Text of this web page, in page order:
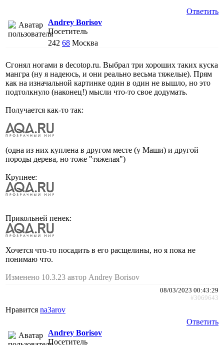
Ответить
Andrey Borisov
Посетитель
242 68 Москва
Сгонял ногами в decotop.ru. Выбрал три хороших таких куска
мангра (ну я надеюсь, и они реально весьма тяжелые). Прям
как на изначальной картинке один в один не вышло, но это
подтолкнуло (наконец!) мысли что-то свое додумать.
Получается как-то так:
(одна из них куплена в другом месте (у Маши) и другой
породы дерева, но тоже "тяжелая")
Крупнее:
Прикольней пенек:
Хочется что-то посадить в его расщелины, но я пока не
понимаю что.
Изменено 10.3.23 автор Andrey Borisov
08/03/2023 00:43:29
#3069643
Нравится na3arov
Ответить
Andrey Borisov
Посетитель